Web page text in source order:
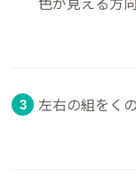
左右の組をく